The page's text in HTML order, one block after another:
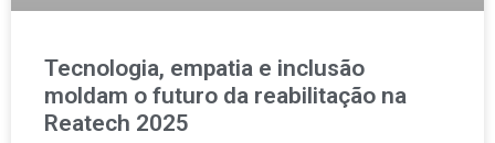
Tecnologia, empatia e inclusão
moldam o futuro da reabilitação na
Reatech 2025